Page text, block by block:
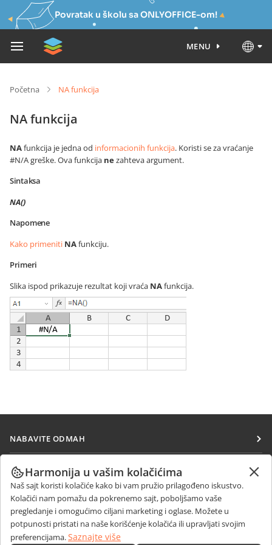
Povratak u školu sa ONLYOFFICE-om!
MENU
Početna NA funkcija
NA funkcija
NAfunkcija je jedna od informacionih funkcija. Koristi se za vraćanje
#N/A greške. Ova funkcija nezahteva argument.
Sintaksa
NA()
Napomene
Kako primeniti NAfunkciju.
Primeri
Slika ispod prikazuje rezultat koji vraća NAfunkcija.
NABAVITE ODMAH
Docs
DocSpace
Workspace
Konektori
Desktop aplikacije
SARAĐUJTE
Za doprinosioce
Za prevodioce
Za influensere
PRIMAJTE VESTI
Blog
DOBIJTE POMOĆ
Harmonija u vašim kolačićima
Naš sajt koristi kolačiće kako bi vam pružio prilagođeno iskustvo.
Kolačići nam pomažu da pokrenemo sajt, poboljšamo vaše
pregledanje i omogućimo ciljani marketing i oglase. Možete u
potpunosti pristati na naše korišćenje kolačića ili upravljati svojim
preferencijama.Saznajte više